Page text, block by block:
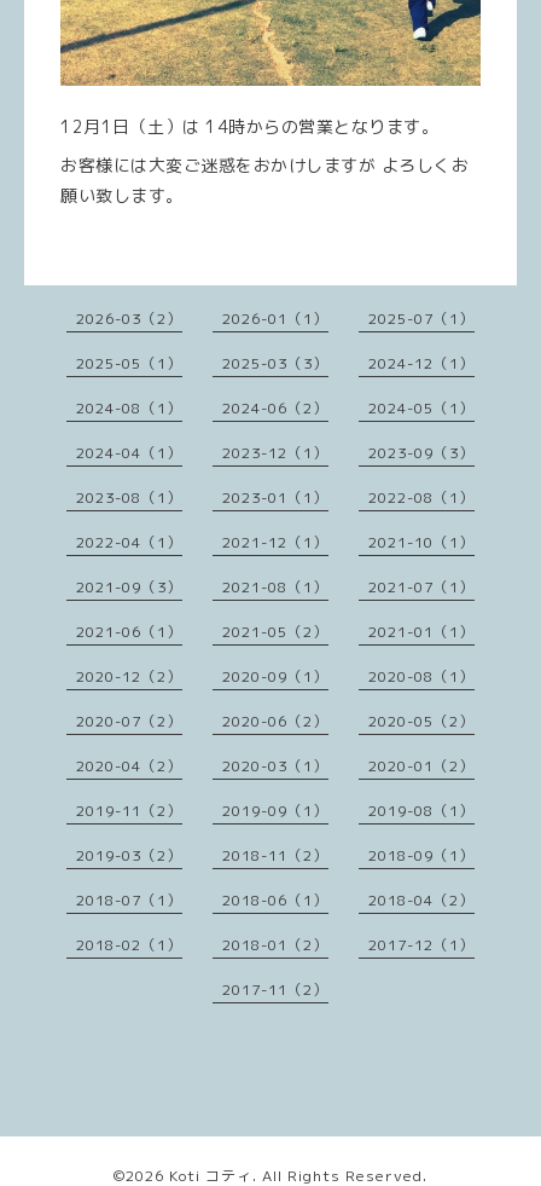
12月1日（土）は 14時からの営業となります。
お客様には大変ご迷惑をおかけしますが よろしくお
願い致します。
2026-03（2） 2026-01（1） 2025-07（1）
2025-05（1） 2025-03（3） 2024-12（1）
2024-08（1） 2024-06（2） 2024-05（1）
2024-04（1） 2023-12（1） 2023-09（3）
2023-08（1） 2023-01（1） 2022-08（1）
2022-04（1） 2021-12（1） 2021-10（1）
2021-09（3） 2021-08（1） 2021-07（1）
2021-06（1） 2021-05（2） 2021-01（1）
2020-12（2） 2020-09（1） 2020-08（1）
2020-07（2） 2020-06（2） 2020-05（2）
2020-04（2） 2020-03（1） 2020-01（2）
2019-11（2） 2019-09（1） 2019-08（1）
2019-03（2） 2018-11（2） 2018-09（1）
2018-07（1） 2018-06（1） 2018-04（2）
2018-02（1） 2018-01（2） 2017-12（1）
2017-11（2）
©2026 Koti コティ . All Rights Reserved.